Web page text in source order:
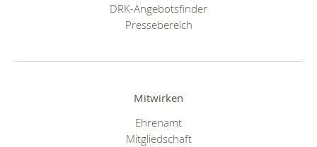
DRK-Angebotsfinder
Pressebereich
Mitwirken
Ehrenamt
Mitgliedschaft